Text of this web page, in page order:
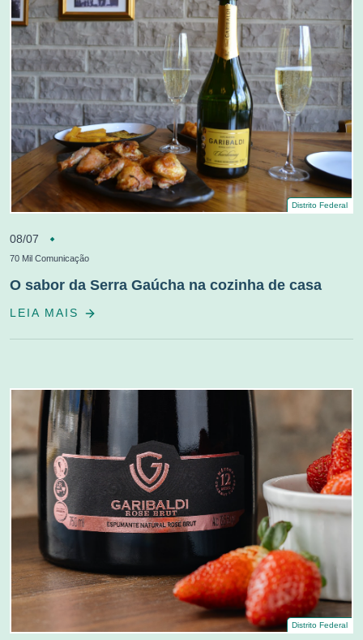
Distrito Federal
08/07
70 Mil Comunicação
O sabor da Serra Gaúcha na cozinha de casa
LEIA MAIS
Distrito Federal